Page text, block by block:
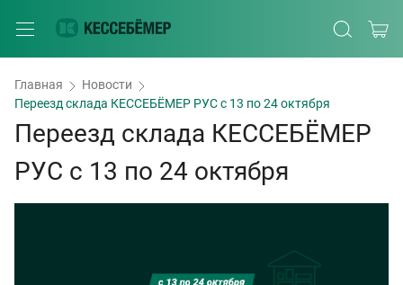
Главная
Новости
Переезд склада КЕССЕБЁМЕР РУС с 13 по 24 октября
Переезд склада КЕССЕБЁМЕР
РУС с 13 по 24 октября